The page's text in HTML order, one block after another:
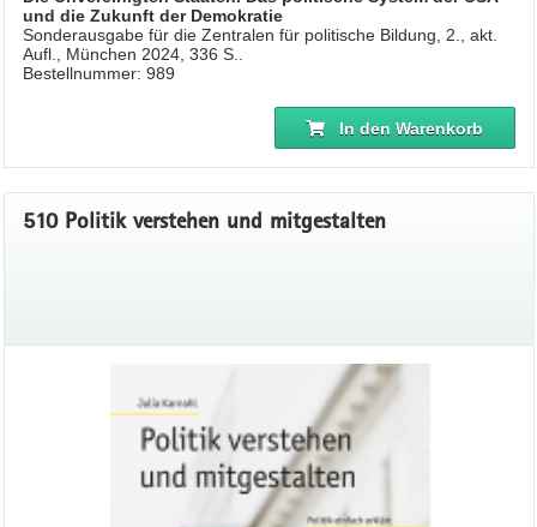
und die Zukunft der Demokratie
Sonderausgabe für die Zentralen für politische Bildung, 2., akt.
Aufl., München 2024, 336 S..
Bestellnummer: 989
In den Warenkorb
510 Politik verstehen und mitgestalten